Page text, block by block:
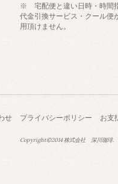
※ 宅配便と違い日時・時間
代金引換サービス・クール便
用頂けません。
せ プライバシーポリシー お支
Copyright©2014 株式会社 深川珈琲.